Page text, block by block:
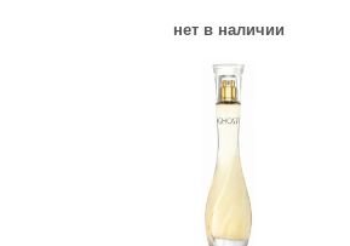
нет в наличии